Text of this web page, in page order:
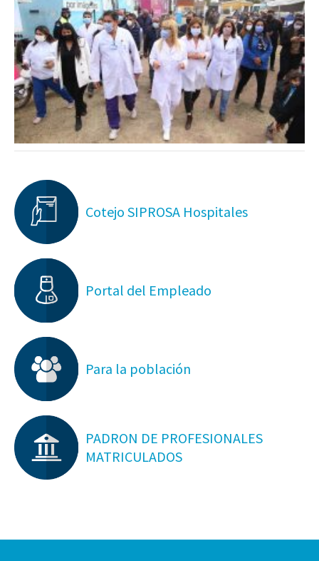
Cotejo SIPROSA Hospitales
Portal del Empleado
Para la población
PADRON DE PROFESIONALES
MATRICULADOS